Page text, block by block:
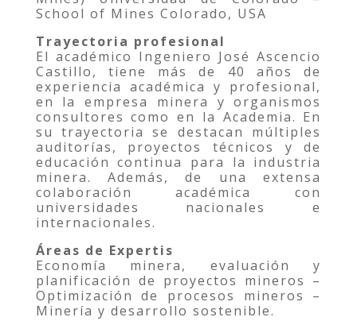
School of Mines Colorado, USA
Trayectoria profesional
El académico Ingeniero José Ascencio
Castillo, tiene más de 40 años de
experiencia académica y profesional,
en la empresa minera y organismos
consultores como en la Academia. En
su trayectoria se destacan múltiples
auditorías, proyectos técnicos y de
educación continua para la industria
minera. Además, de una extensa
colaboración académica con
universidades nacionales e
internacionales.
Áreas de Expertis
Economía minera, evaluación y
planificación de proyectos mineros –
Optimización de procesos mineros –
Minería y desarrollo sostenible.